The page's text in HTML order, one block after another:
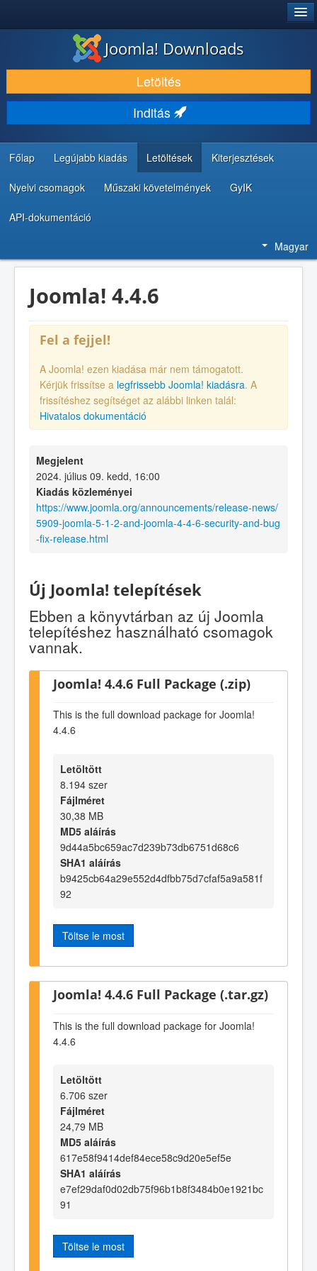
LETÖLTÉS ÉS KITERJESZTÉS
FEDEZZE FEL ÉS TANULJA MEG
KÖZÖSSÉG ÉS TÁMOGATÁS
FEJLESZTŐI ERŐFORRÁSOK
Joomla! Downloads
Letöltés
Inditás
Főlap Legújabb kiadás Letöltések Kiterjesztések
Nyelvi csomagok Műszaki követelmények GyIK
API-dokumentáció
Magyar
Joomla! 4.4.6
Fel a fejjel!
A Joomla! ezen kiadása már nem támogatott.
Kérjük frissítse a legfrissebb Joomla! kiadásra. A
frissítéshez segítséget az alábbi linken talál:
Hivatalos dokumentáció
Megjelent
2024. július 09. kedd, 16:00
Kiadás közleményei
https://www.joomla.org/announcements/release-news/
5909-joomla-5-1-2-and-joomla-4-4-6-security-and-bug
-fix-release.html
Új Joomla! telepítések
Ebben a könyvtárban az új Joomla
telepítéshez használható csomagok
vannak.
Joomla! 4.4.6 Full Package (.zip)
This is the full download package for Joomla!
4.4.6
Letöltött
8.194 szer
Fájlméret
30,38 MB
MD5 aláírás
9d44a5bc659ac7d239b73db6751d68c6
SHA1 aláírás
b9425cb64a29e552d4dfbb75d7cfaf5a9a581f
92
Töltse le most
Joomla! 4.4.6 Full Package (.tar.gz)
This is the full download package for Joomla!
4.4.6
Letöltött
6.706 szer
Fájlméret
24,79 MB
MD5 aláírás
617e58f9414def84ece58c9d20e5ef5e
SHA1 aláírás
e7ef29daf0d02db75f96b1b8f3484b0e1921bc
91
Töltse le most